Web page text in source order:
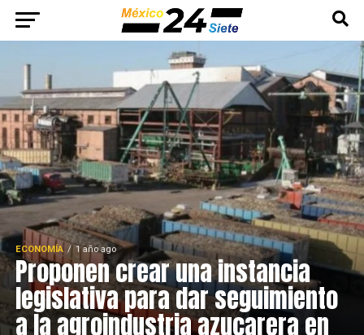
ECONOMÍA 1 año ago
Proponen crear una instancia
legislativa para dar seguimiento
a la agroindustria azucarera en